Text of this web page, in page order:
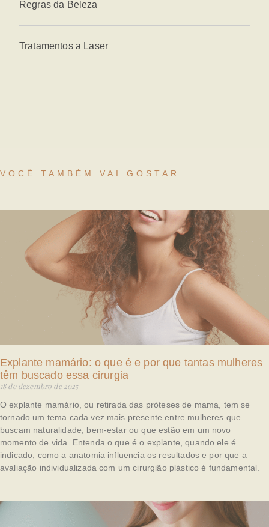
Regras da Beleza
Tratamentos a Laser
VOCÊ TAMBÉM VAI GOSTAR
Explante mamário: o que é e por que tantas mulheres
têm buscado essa cirurgia
18 de dezembro de 2025
O explante mamário, ou retirada das próteses de mama, tem se
tornado um tema cada vez mais presente entre mulheres que
buscam naturalidade, bem-estar ou que estão em um novo
momento de vida. Entenda o que é o explante, quando ele é
indicado, como a anatomia influencia os resultados e por que a
avaliação individualizada com um cirurgião plástico é fundamental.